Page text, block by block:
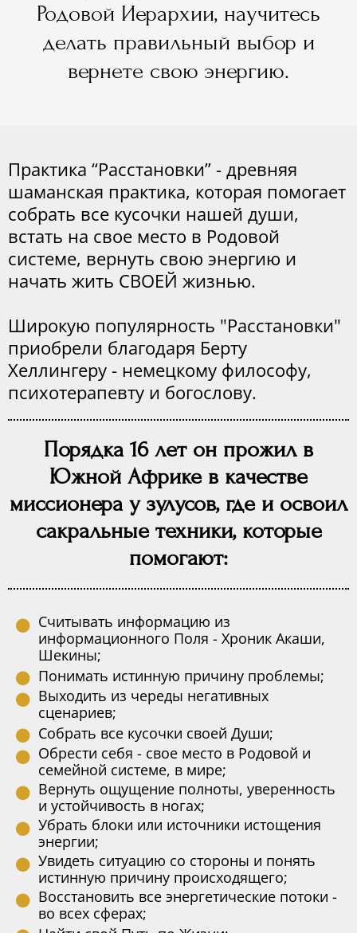
Родовой Иерархии, научитесь
делать правильный выбор и
вернете свою энергию.
Практика “Расстановки” - древняя
шаманская практика, которая помогает
собрать все кусочки нашей души,
встать на свое место в Родовой
системе, вернуть свою энергию и
начать жить СВОЕЙ жизнью.
Широкую популярность "Расстановки"
приобрели благодаря Берту
Хеллингеру - немецкому философу,
психотерапевту и богослову.
Порядка 16 лет он прожил в
Южной Африке в качестве
миссионера у зулусов, где и освоил
сакральные техники, которые
помогают:
Считывать информацию из
информационного Поля - Хроник Акаши,
Шекины;
Понимать истинную причину проблемы;
Выходить из череды негативных
сценариев;
Собрать все кусочки своей Души;
Обрести себя - свое место в Родовой и
семейной системе, в мире;
Вернуть ощущение полноты, уверенность
и устойчивость в ногаx;
Убрать блоки или источники истощения
энергии;
Увидеть ситуацию со стороны и понять
истинную причину происходящего;
Восстановить все энергетические потоки -
во всех сферах;